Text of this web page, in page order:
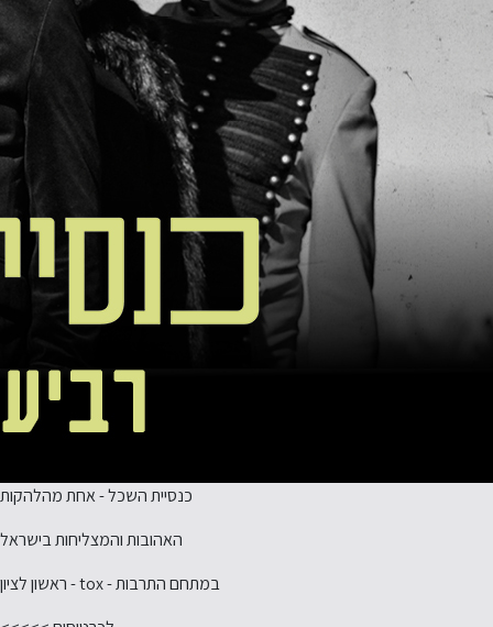
כנסיית השכל - אחת מהלהקות
האהובות והמצליחות בישראל
במתחם התרבות - tox - ראשון לציון